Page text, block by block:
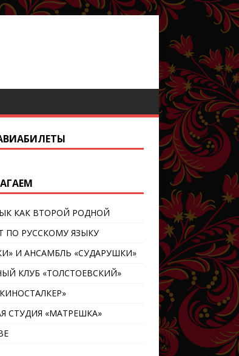
КАК ВТОРОЙ РОДНОЙ
ПО РУССКОМУ ЯЗЫКУ
И АНСАМБЛЬ «СУДАРУШКИ»
КЛУБ «ТОЛСТОЕВСКИЙ»
СТУДИЯ «МАТРЕШКА»